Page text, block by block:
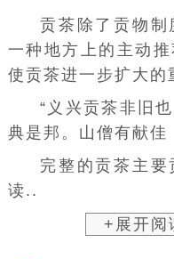
贡茶除了贡物
一种地方上的主动
使贡茶进一步扩大的
“义兴贡茶非旧
典是邦。山僧有献佳
完整的贡茶主要
读..
+展开阅